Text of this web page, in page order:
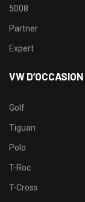
5008
Partner
Expert
VW D’OCCASION
Golf
Tiguan
Polo
T-Roc
T-Cross